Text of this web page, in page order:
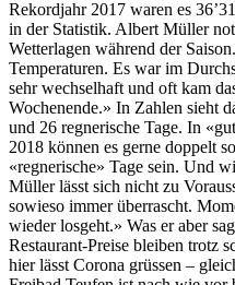
Rekordjahr 2017 waren es
in der Statistik. Albert Müller
Wetterlagen während der
Temperaturen. Es war im
sehr wechselhaft und oft kam
Wochenende.» In Zahlen sieht
und 26 regnerische Tage. In
2018 können es gerne doppelt
«regnerische» Tage sein. Und
Müller lässt sich nicht zu
sowieso immer überrascht.
wieder losgeht.» Was er aber
Restaurant-Preise bleiben trotz
hier lässt Corona grüssen –